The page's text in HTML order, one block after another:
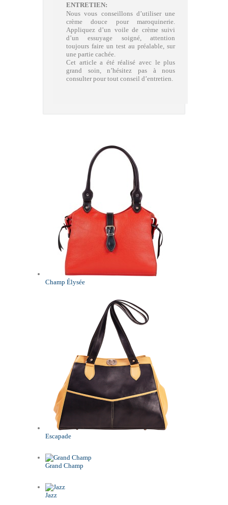
ENTRETIEN:
Nous vous conseillons d’utiliser une
crème douce pour maroquinerie.
Appliquez d’un voile de crème suivi
d’un essuyage soigné, attention
toujours faire un test au préalable, sur
une partie cachée.
Cet article a été réalisé avec le plus
grand soin, n’hésitez pas à nous
consulter pour tout conseil d’entretien.
Champ Élysée
Escapade
Grand Champ
Jazz